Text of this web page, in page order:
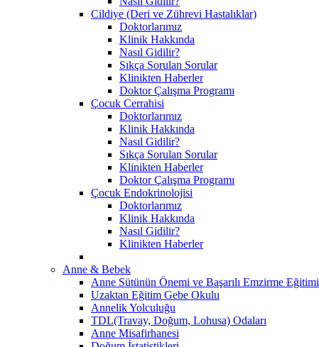
Cildiye (Deri ve Zührevi Hastalıklar)
Doktorlarımız
Klinik Hakkında
Nasıl Gidilir?
Sıkça Sorulan Sorular
Klinikten Haberler
Doktor Çalışma Programı
Çocuk Cerrahisi
Doktorlarımız
Klinik Hakkında
Nasıl Gidilir?
Sıkça Sorulan Sorular
Klinikten Haberler
Doktor Çalışma Programı
Çocuk Endokrinolojisi
Doktorlarımız
Klinik Hakkında
Nasıl Gidilir?
Klinikten Haberler
Anne & Bebek
Anne Sütünün Önemi ve Başarılı Emzirme Eğitimi
Uzaktan Eğitim Gebe Okulu
Annelik Yolculuğu
TDL(Travay, Doğum, Lohusa) Odaları
Anne Misafirhanesi